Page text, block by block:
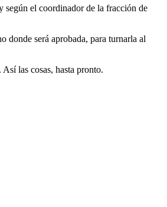
según el coordinador de la fracción de
donde será aprobada, para turnarla al
las cosas, hasta pronto.